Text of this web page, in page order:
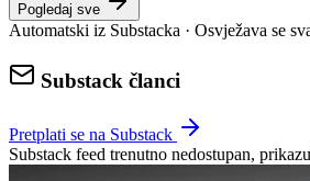
Pogledaj sve
Automatski iz Substacka · Osvježava se
Substack članci
Pretplati se na Substack
Substack feed trenutno nedostupan,